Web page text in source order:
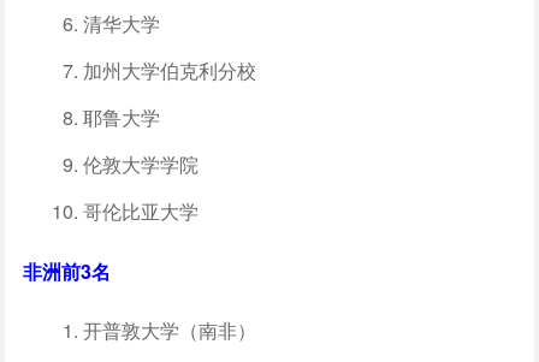
清华大学
加州大学伯克利分校
耶鲁大学
伦敦大学学院
哥伦比亚大学
非洲前3名
开普敦大学（南非）